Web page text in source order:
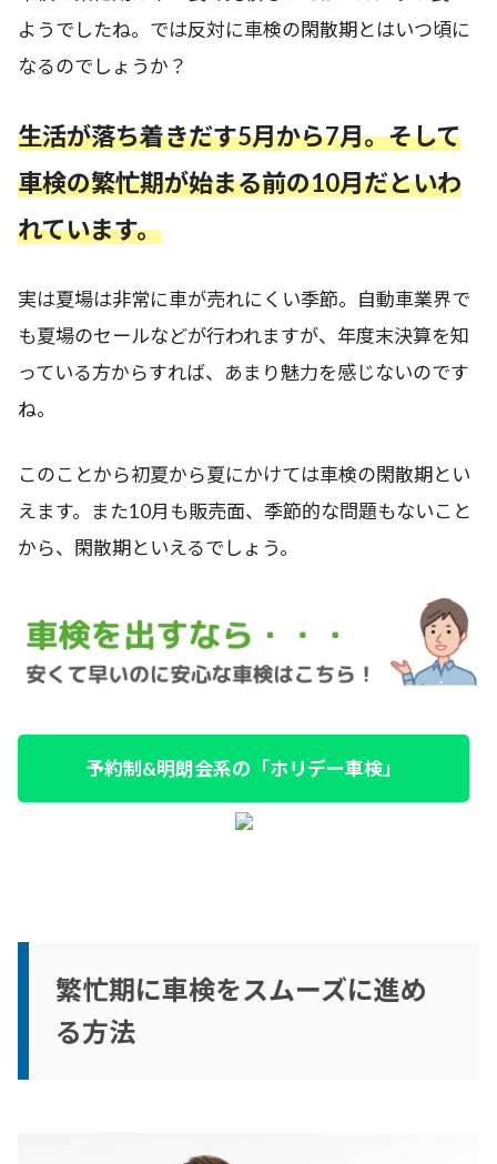
ようでしたね。では反対に車検の閑散期とはいつ頃に
なるのでしょうか？
生活が落ち着きだす5月から7月。そして
車検の繁忙期が始まる前の10月だといわ
れています。
実は夏場は非常に車が売れにくい季節。自動車業界で
も夏場のセールなどが行われますが、年度末決算を知
っている方からすれば、あまり魅力を感じないのです
ね。
このことから初夏から夏にかけては車検の閑散期とい
えます。また10月も販売面、季節的な問題もないこと
から、閑散期といえるでしょう。
予約制&明朗会系の「ホリデー車検」
繁忙期に車検をスムーズに進め
る方法